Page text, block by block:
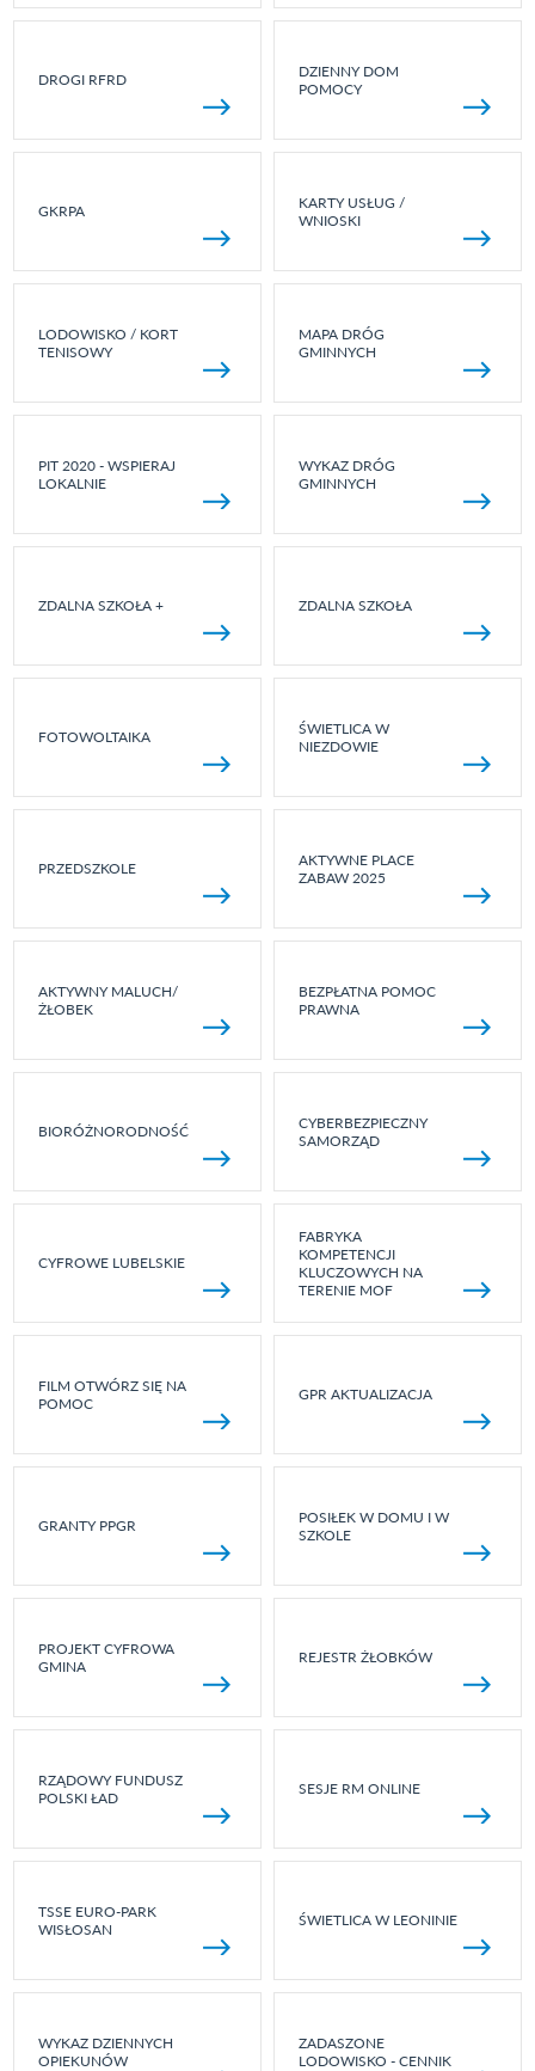
DROGI RFRD
DZIENNY DOM
POMOCY
GKRPA
KARTY USŁUG /
WNIOSKI
LODOWISKO / KORT
TENISOWY
MAPA DRÓG
GMINNYCH
PIT 2020 - WSPIERAJ
LOKALNIE
WYKAZ DRÓG
GMINNYCH
ZDALNA SZKOŁA + ZDALNA SZKOŁA
FOTOWOLTAIKA
ŚWIETLICA W
NIEZDOWIE
PRZEDSZKOLE
AKTYWNE PLACE
ZABAW 2025
AKTYWNY MALUCH/
ŻŁOBEK
BEZPŁATNA POMOC
PRAWNA
BIORÓŻNORODNOŚĆ
CYBERBEZPIECZNY
SAMORZĄD
CYFROWE LUBELSKIE
FABRYKA
KOMPETENCJI
KLUCZOWYCH NA
TERENIE MOF
FILM OTWÓRZ SIĘ NA
POMOC
GPR AKTUALIZACJA
GRANTY PPGR
POSIŁEK W DOMU I W
SZKOLE
PROJEKT CYFROWA
GMINA
REJESTR ŻŁOBKÓW
RZĄDOWY FUNDUSZ
POLSKI ŁAD
SESJE RM ONLINE
TSSE EURO-PARK
WISŁOSAN
ŚWIETLICA W LEONINIE
WYKAZ DZIENNYCH
OPIEKUNÓW
ZADASZONE
LODOWISKO - CENNIK